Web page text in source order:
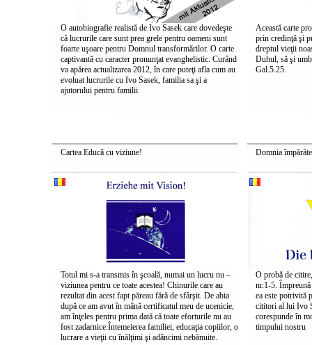
O autobiografie realistă de Ivo Sasek care dovedeşte
că lucrurile care sunt prea grele pentru oameni sunt
foarte uşoare pentru Domnul transformărilor. O carte
captivantă cu caracter pronunţat evanghelistic. Curând
va apărea actualizarea 2012, în care puteţi afla cum au
evoluat lucrurile cu Ivo Sasek, familia sa şi a
ajutorului pentru familii.
Această carte
prin credinţă şi
dreptul vieţii
Duhul, să şi
Gal.5.25.
Cartea Educă cu viziune!
Totul mi s-a transmis în şcoală, numai un lucru nu –
viziunea pentru ce toate acestea! Chinurile care au
rezultat din acest fapt păreau fără de sfârşit. De abia
după ce am avut în mână certificatul meu de ucenicie,
am înţeles pentru prima dată că toate eforturile nu au
fost zadarnice.Întemeierea familiei, educaţia copiilor, o
lucrare a vieţii cu înălţimi şi adâncimi nebănuite.
Domnia
O probă de
nr.1-5.
ea este potrivită
cititori al lui Ivo
corespunde în
timpului nostru